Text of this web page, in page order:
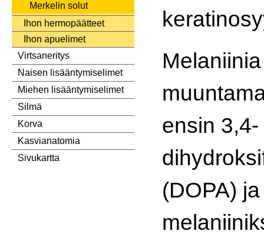
Merkelin solut
Ihon hermopäätteet
Ihon apuelimet
Virtsaneritys
Naisen lisääntymiselimet
Miehen lisääntymiselimet
Silmä
Korva
Kasvianatomia
Sivukartta
ensin 3,4-
(DOPA)